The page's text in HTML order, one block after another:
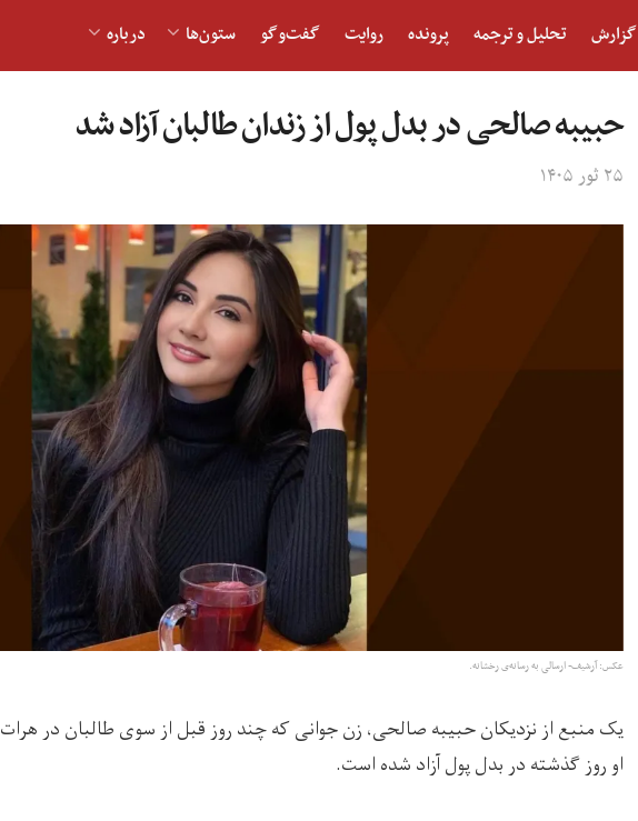
گزارش تحلیل و ترجمه پرونده روایت گفت‌و‎گو ستون‌ها درباره
حبیبه صالحی در بدل پول از زندان طالبان آزاد شد
۲۵ ثور ۱۴۰۵
عکس: آرشیف- ارسالی به رسانه‌ی رخشانه.
یک منبع از نزدیکان حبیبه صالحی، زن جوانی که چند روز قبل از سوی طالبان در
او روز گذشته در بدل پول آزاد شده است.